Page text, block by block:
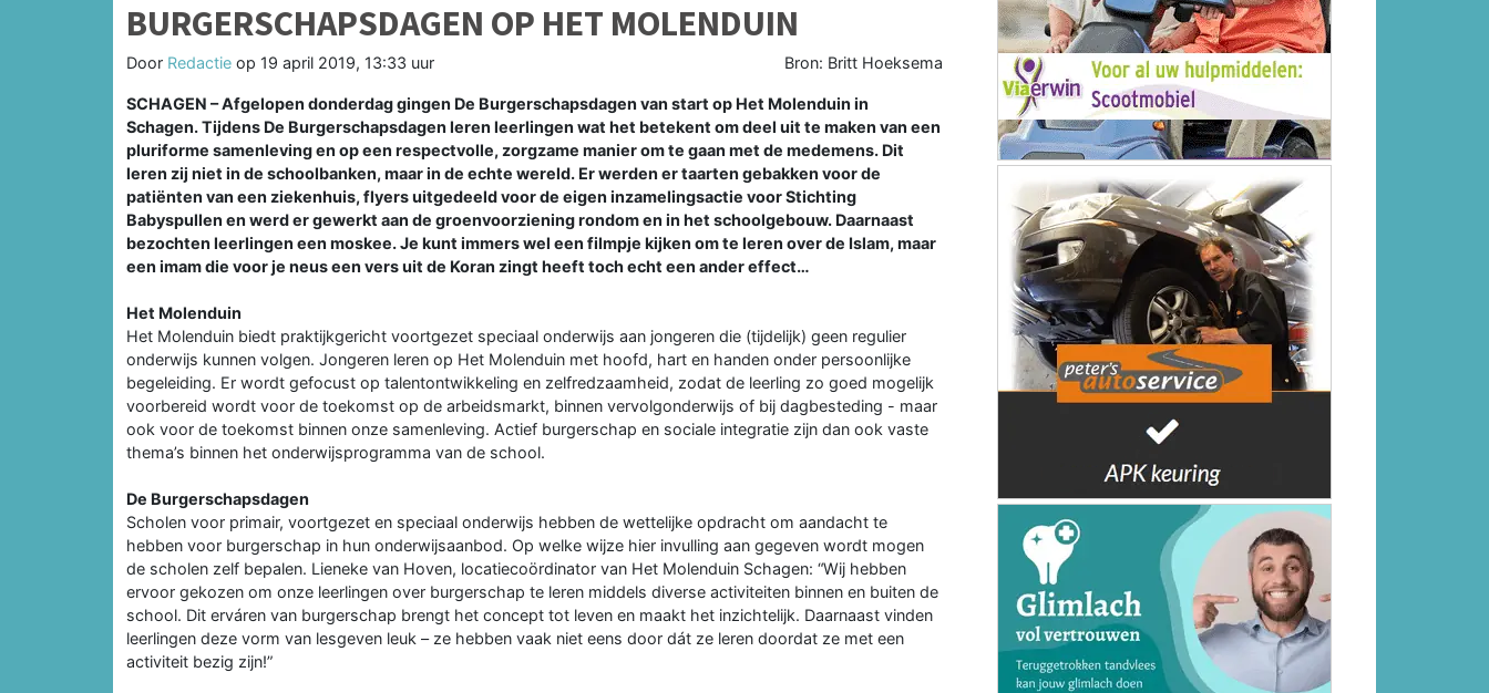
BURGERSCHAPSDAGEN OP HET MOLENDUIN
Door Redactie op 19 april 2019, 13:33 uur Bron: Britt Hoeksema
SCHAGEN – Afgelopen donderdag gingen De Burgerschapsdagen van start op Het Molenduin in
Schagen. Tijdens De Burgerschapsdagen leren leerlingen wat het betekent om deel uit te maken van een
pluriforme samenleving en op een respectvolle, zorgzame manier om te gaan met de medemens. Dit
leren zij niet in de schoolbanken, maar in de echte wereld. Er werden er taarten gebakken voor de
patiënten van een ziekenhuis, flyers uitgedeeld voor de eigen inzamelingsactie voor Stichting
Babyspullen en werd er gewerkt aan de groenvoorziening rondom en in het schoolgebouw. Daarnaast
bezochten leerlingen een moskee. Je kunt immers wel een filmpje kijken om te leren over de Islam, maar
een imam die voor je neus een vers uit de Koran zingt heeft toch echt een ander effect…
Het Molenduin
Het Molenduin biedt praktijkgericht voortgezet speciaal onderwijs aan jongeren die (tijdelijk) geen regulier
onderwijs kunnen volgen. Jongeren leren op Het Molenduin met hoofd, hart en handen onder persoonlijke
begeleiding. Er wordt gefocust op talentontwikkeling en zelfredzaamheid, zodat de leerling zo goed mogelijk
voorbereid wordt voor de toekomst op de arbeidsmarkt, binnen vervolgonderwijs of bij dagbesteding - maar
ook voor de toekomst binnen onze samenleving. Actief burgerschap en sociale integratie zijn dan ook vaste
thema’s binnen het onderwijsprogramma van de school.
De Burgerschapsdagen
Scholen voor primair, voortgezet en speciaal onderwijs hebben de wettelijke opdracht om aandacht te
hebben voor burgerschap in hun onderwijsaanbod. Op welke wijze hier invulling aan gegeven wordt mogen
de scholen zelf bepalen. Lieneke van Hoven, locatiecoördinator van Het Molenduin Schagen: “Wij hebben
ervoor gekozen om onze leerlingen over burgerschap te leren middels diverse activiteiten binnen en buiten de
school. Dit erváren van burgerschap brengt het concept tot leven en maakt het inzichtelijk. Daarnaast vinden
leerlingen deze vorm van lesgeven leuk – ze hebben vaak niet eens door dát ze leren doordat ze met een
activiteit bezig zijn!”